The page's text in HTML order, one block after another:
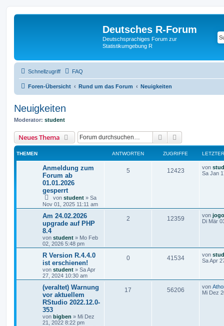
Deutsches R-Forum
Deutschsprachiges Forum zur
Statistikumgebung R
Schnellzugriff FAQ
Foren-Übersicht Rund um das Forum Neuigkeiten
Neuigkeiten
Moderator: student
Neues Thema Suche
THEMEN ANTWORTEN ZUGRIFFE
Anmeldung zum
Forum ab
01.01.2026
gesperrt
von student » Sa
Nov 01, 2025 11:11 am
5 12423 von
Sa Jan
Am 24.02.2026
upgrade auf PHP
8.4
von student » Mo Feb
02, 2026 5:48 pm
2 12359 von jogo
Di Mär
R Version R.4.4.0
ist erschienen!
von student » Sa Apr
27, 2024 10:30 am
0 41534 von
Sa Apr
(veraltet) Warnung
vor aktuellem
RStudio 2022.12.0-
353
von bigben » Mi Dez
21, 2022 8:22 pm
17 56206 von
Mi Dez